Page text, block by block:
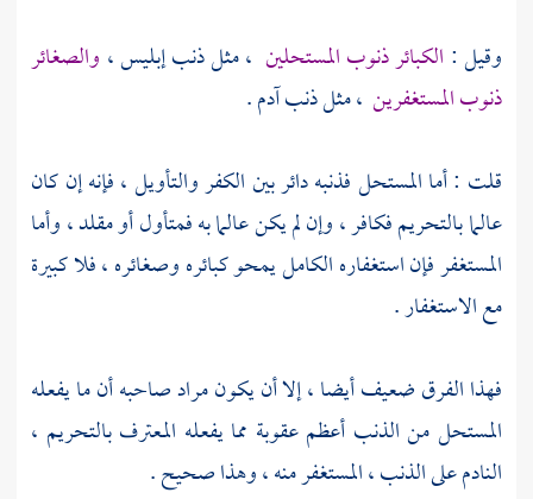
وقيل : الكبائر ذنوب المستحلين ، مثل ذنب إبليس ، والصغائر
ذنوب المستغفرين ، مثل ذنبآدم.
قلت : أما المستحل فذنبه دائر بين الكفر والتأويل ، فإنه إن كان
عالما بالتحريم فكافر ، وإن لم يكن عالما به فمتأول أو مقلد ، وأما
المستغفر فإن استغفاره الكامل يمحو كبائره وصغائره ، فلا كبيرة
مع الاستغفار .
فهذا الفرق ضعيف أيضا ، إلا أن يكون مراد صاحبه أن ما يفعله
المستحل من الذنب أعظم عقوبة مما يفعله المعترف بالتحريم ،
النادم على الذنب ، المستغفر منه ، وهذا صحيح .